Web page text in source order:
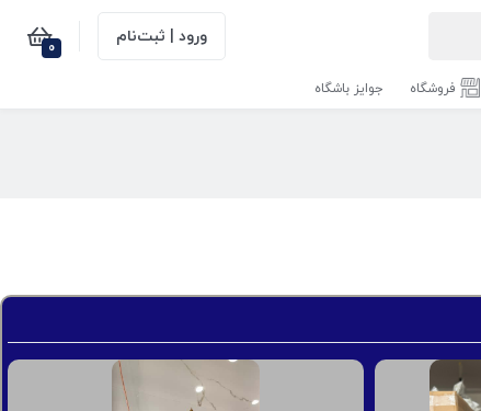
ورود | ثبت‌نام 0
فروشگاه جوایز باشگاه